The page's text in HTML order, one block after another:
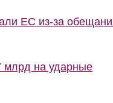
ЕС из-за
млрд на ударные